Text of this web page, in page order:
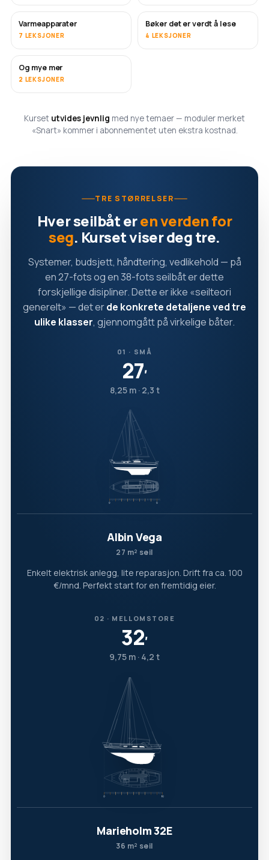
SNART
Varmeapparater
7 LEKSJONER
SNART
Bøker det er verdt å lese
4 LEKSJONER
SNART
Og mye mer
2 LEKSJONER
Kurset utvides jevnlig med nye temaer — moduler merket
«Snart» kommer i abonnementet uten ekstra kostnad.
TRE STØRRELSER
Hver seilbåt eren verden for
seg. Kurset viser deg tre.
Systemer, budsjett, håndtering, vedlikehold — på
en 27-fots og en 38-fots seilbåt er dette
forskjellige disipliner. Dette er ikke «seilteori
generelt» — det erde konkrete detaljene ved tre
ulike klasser, gjennomgått på virkelige båter.
01 · SMÅ
27′
8,25 m · 2,3 t
Albin Vega
27 m² seil
Enkelt elektrisk anlegg, lite reparasjon. Drift fra ca. 100
€/mnd. Perfekt start for en fremtidig eier.
02 · MELLOMSTORE
32′
9,75 m · 4,2 t
Marieholm 32E
36 m² seil